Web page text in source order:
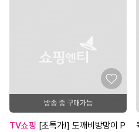
방송 중 구매가능
TV쇼핑